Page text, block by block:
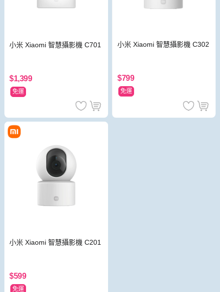
小米 Xiaomi 智慧攝影機 C701
$1,399
免運
小米 Xiaomi 智慧攝影機 C302
$799
免運
小米 Xiaomi 智慧攝影機 C201
$599
免運